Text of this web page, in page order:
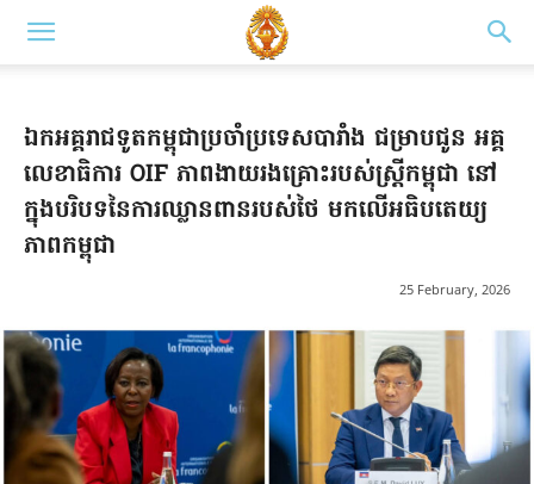
ឯកអគ្គរាជទូតកម្ពុជាប្រចាំប្រទេសបារាំង ជម្រាបជូន អគ្គ
លេខាធិការ OIF ភាពងាយរងគ្រោះរបស់ស្រ្តីកម្ពុជា នៅ
ក្នុងបរិបទនៃការឈ្លានពានរបស់ថៃ មកលើអធិបតេយ្យ
ភាពកម្ពុជា
25 February, 2026